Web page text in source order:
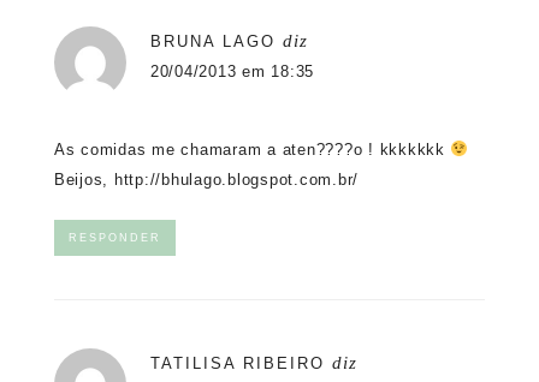
BRUNA LAGO diz
20/04/2013 em 18:35
As comidas me chamaram a aten????o ! kkkkkkk
Beijos,
http://bhulago.blogspot.com.br/
RESPONDER
TATILISA RIBEIRO diz